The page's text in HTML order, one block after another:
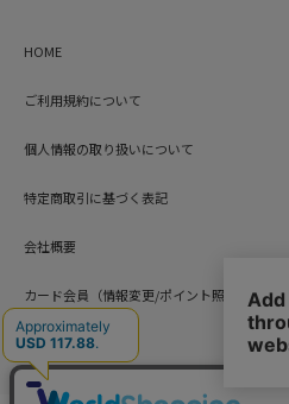
HOME
ご利用規約について
個人情報の取り扱いについて
特定商取引に基づく表記
会社概要
カード会員（情報変更/ポイント照会）
お問い合わせ